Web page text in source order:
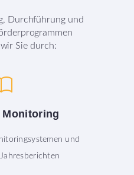
Durchführung und
Sie durch:
Monitoring
und